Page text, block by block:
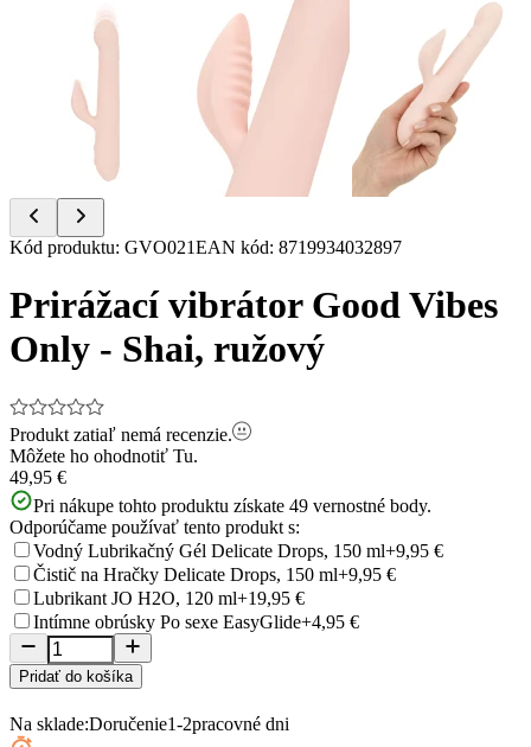
Item
of
15
Kód produktu: GVO021EAN kód: 8719934032897
Prirážací vibrátor Good Vibes
Only - Shai, ružový
Produkt zatiaľ nemá recenzie.
Môžete ho ohodnotiť Tu.
49,95 €
Pri nákupe tohto produktu získate 49 vernostné body.
Odporúčame používať tento produkt s:
Vodný Lubrikačný Gél Delicate Drops, 150 ml+9,95 €
Čistič na Hračky Delicate Drops, 150 ml+9,95 €
Lubrikant JO H2O, 120 ml+19,95 €
Intímne obrúsky Po sexe EasyGlide+4,95 €
Pridať do košíka
Na sklade:Doručenie1-2pracovné dni